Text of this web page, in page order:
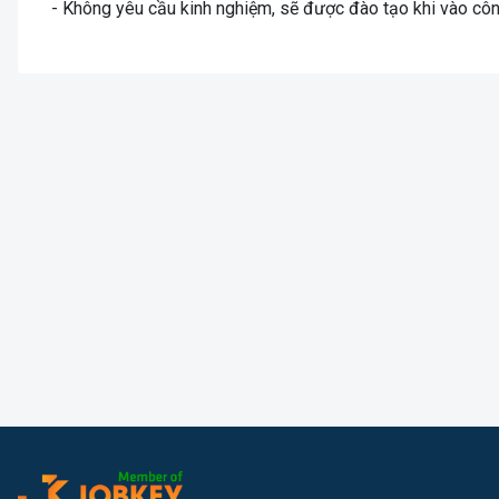
- Không yêu cầu kinh nghiệm, sẽ được đào tạo khi vào